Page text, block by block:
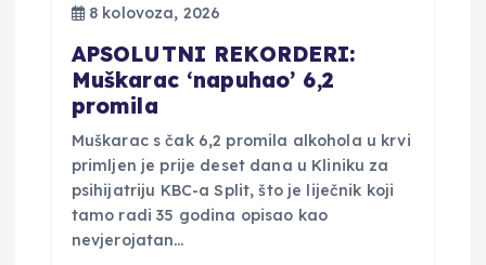
8 kolovoza, 2026
APSOLUTNI REKORDERI:
Muškarac ‘napuhao’ 6,2
promila
Muškarac s čak 6,2 promila alkohola u krvi
primljen je prije deset dana u Kliniku za
psihijatriju KBC-a Split, što je liječnik koji
tamo radi 35 godina opisao kao
nevjerojatan…